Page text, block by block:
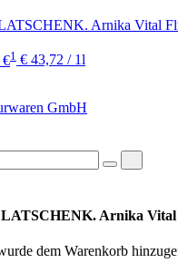
Arnika Vital
€1 € 43,72 / 1l
GmbH
Arnika Vital
dem Warenkorb